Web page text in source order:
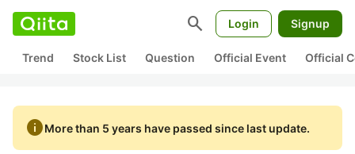
search Login Signup
Trend Stock List Question Official Event Official
infoMore than 5 years have passed since last update.